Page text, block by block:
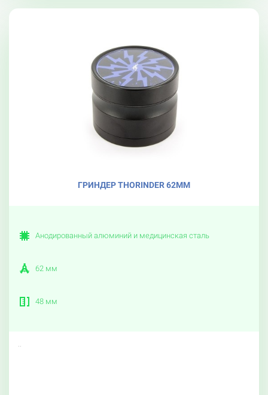
ГРИНДЕР THORINDER 62ММ
Анодированный алюминий и медицинская сталь
62 мм
48 мм